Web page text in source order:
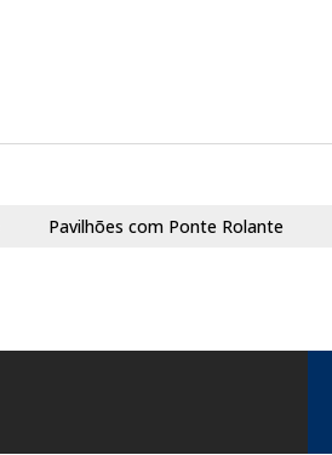
Pavilhões com Ponte Rolante